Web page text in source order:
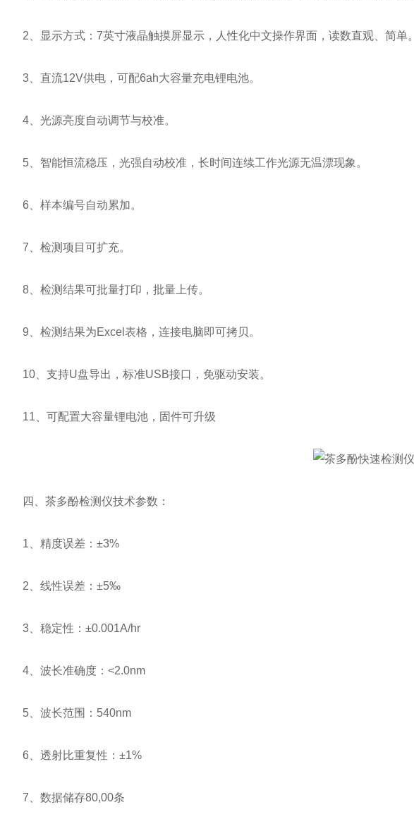
2、显示方式：7英寸液晶触摸屏显示，人性化中文操作界面，读数直观、简单。
3、直流12V供电，可配6ah大容量充电锂电池。
4、光源亮度自动调节与校准。
5、智能恒流稳压，光强自动校准，长时间连续工作光源无温漂现象。
6、样本编号自动累加。
7、检测项目可扩充。
8、检测结果可批量打印，批量上传。
9、检测结果为Excel表格，连接电脑即可拷贝。
10、支持U盘导出，标准USB接口，免驱动安装。
11、可配置大容量锂电池，固件可升级
四、茶多酚检测仪技术参数：
1、精度误差：±3%
2、线性误差：±5‰
3、稳定性：±0.001A/hr
4、波长准确度：<2.0nm
5、波长范围：540nm
6、透射比重复性：±1%
7、数据储存80,00条